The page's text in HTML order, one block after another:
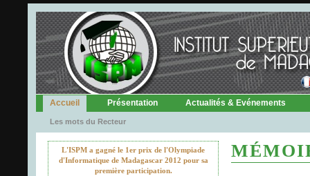
Accueil Présentation Actualités & Evénements
Les mots du Recteur
L'ISPM a gagné le 1er prix de l'Olympiade
d'Informatique de Madagascar 2012 pour sa
première participation.